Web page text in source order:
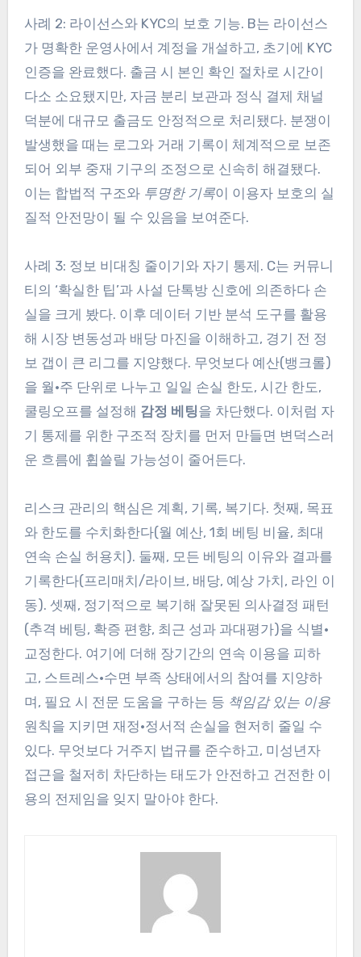
사례 2: 라이선스와 KYC의 보호 기능. B는 라이선스
가 명확한 운영사에서 계정을 개설하고, 초기에 KYC
인증을 완료했다. 출금 시 본인 확인 절차로 시간이
다소 소요됐지만, 자금 분리 보관과 정식 결제 채널
덕분에 대규모 출금도 안정적으로 처리됐다. 분쟁이
발생했을 때는 로그와 거래 기록이 체계적으로 보존
되어 외부 중재 기구의 조정으로 신속히 해결됐다.
이는 합법적 구조와 투명한 기록이 이용자 보호의 실
질적 안전망이 될 수 있음을 보여준다.
사례 3: 정보 비대칭 줄이기와 자기 통제. C는 커뮤니
티의 ‘확실한 팁’과 사설 단톡방 신호에 의존하다 손
실을 크게 봤다. 이후 데이터 기반 분석 도구를 활용
해 시장 변동성과 배당 마진을 이해하고, 경기 전 정
보 갭이 큰 리그를 지양했다. 무엇보다 예산(뱅크롤)
을 월·주 단위로 나누고 일일 손실 한도, 시간 한도,
쿨링오프를 설정해 감정 베팅을 차단했다. 이처럼 자
기 통제를 위한 구조적 장치를 먼저 만들면 변덕스러
운 흐름에 휩쓸릴 가능성이 줄어든다.
리스크 관리의 핵심은 계획, 기록, 복기다. 첫째, 목표
와 한도를 수치화한다(월 예산, 1회 베팅 비율, 최대
연속 손실 허용치). 둘째, 모든 베팅의 이유와 결과를
기록한다(프리매치/라이브, 배당, 예상 가치, 라인 이
동). 셋째, 정기적으로 복기해 잘못된 의사결정 패턴
(추격 베팅, 확증 편향, 최근 성과 과대평가)을 식별·
교정한다. 여기에 더해 장기간의 연속 이용을 피하
고, 스트레스·수면 부족 상태에서의 참여를 지양하
며, 필요 시 전문 도움을 구하는 등 책임감 있는 이용
원칙을 지키면 재정·정서적 손실을 현저히 줄일 수
있다. 무엇보다 거주지 법규를 준수하고, 미성년자
접근을 철저히 차단하는 태도가 안전하고 건전한 이
용의 전제임을 잊지 말아야 한다.